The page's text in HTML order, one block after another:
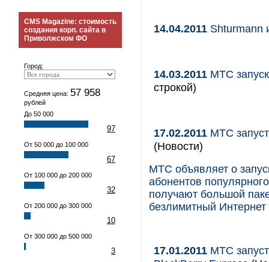
CMS Magazine: стоимость
создания корп. сайта в
Приволжском ФО
Город:
Средняя цена: 57 958
рублей
До 50 000
97
От 50 000 до 100 000
67
От 100 000 до 200 000
32
От 200 000 до 300 000
10
От 300 000 до 500 000
3
14.04.2011 Shturmann
14.03.2011 МТС
строкой)
17.02.2011 МТС
(Новости)
МТС объявляет о
абонентов
получают большой
безлимитный
17.01.2011 МТС